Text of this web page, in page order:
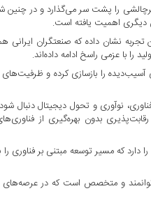
را پشت سر می‌گذارد و در چنین
اهمیت یافته است.
نشان داده که صنعتگران ایرانی
با عزمی راسخ ادامه داده‌اند.
را بازسازی کرده و ظرفیت‌های
نوآوری و تحول دیجیتال دنبال
بدون بهره‌گیری از
که مسیر توسعه مبتنی بر فناوری را
توانمند و متخصص است که در